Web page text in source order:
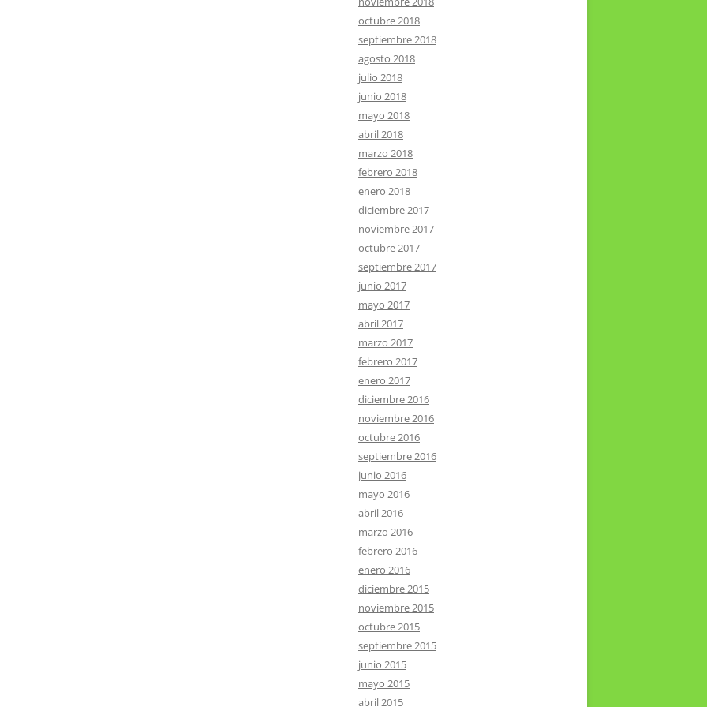
octubre 2018
septiembre 2018
agosto 2018
julio 2018
junio 2018
mayo 2018
abril 2018
marzo 2018
febrero 2018
enero 2018
diciembre 2017
noviembre 2017
octubre 2017
septiembre 2017
junio 2017
mayo 2017
abril 2017
marzo 2017
febrero 2017
enero 2017
diciembre 2016
noviembre 2016
octubre 2016
septiembre 2016
junio 2016
mayo 2016
abril 2016
marzo 2016
febrero 2016
enero 2016
diciembre 2015
noviembre 2015
octubre 2015
septiembre 2015
junio 2015
mayo 2015
abril 2015